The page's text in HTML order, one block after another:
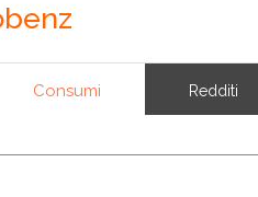
Consumi Redditi